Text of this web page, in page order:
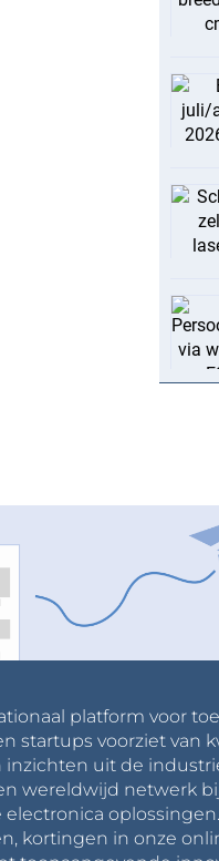
platform voor
startups voorziet van
inzichten uit de
wereldwijd netwerk
kortingen in onze